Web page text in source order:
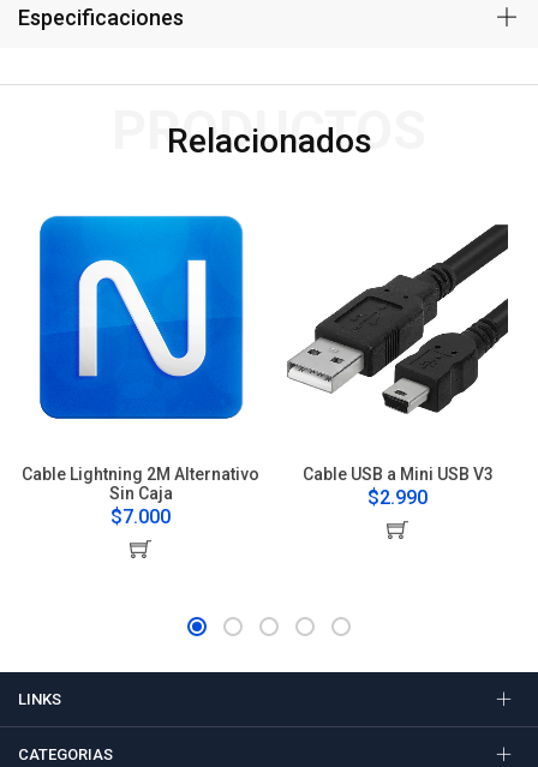
Especificaciones
Relacionados
PRODUCTOS
Cable Lightning 2M Alternativo
Sin Caja
$7.000
Cable USB a Mini USB V3
$2.990
LINKS
CATEGORIAS